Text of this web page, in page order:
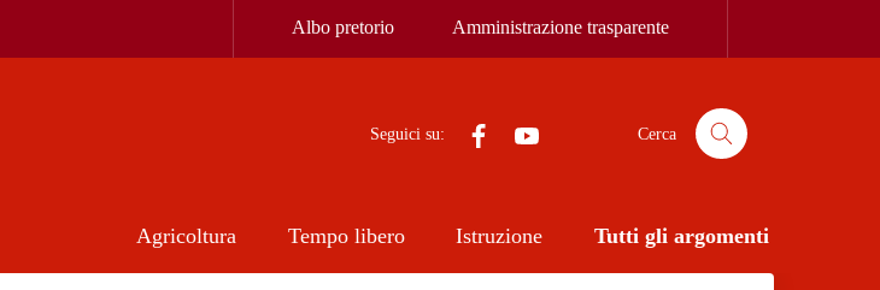
Albo pretorio Amministrazione trasparente
Seguici su: Facebook Cerca
Agricoltura Tempo libero Istruzione Tutti gli argomenti